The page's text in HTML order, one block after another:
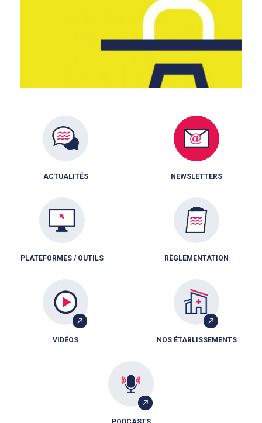
ACTUALITÉS NEWSLETTERS
PLATEFORMES / OUTILS RÈGLEMENTATION
VIDÉOS NOS ÉTABLISSEMENTS